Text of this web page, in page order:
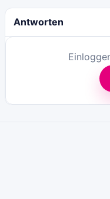
Antworten